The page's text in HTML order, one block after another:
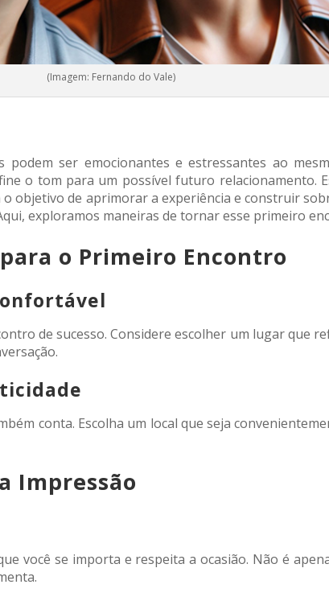
(Imagem: Fernando do Vale)
ser emocionantes e estressantes ao
o tom para um possível futuro relacionamento.
objetivo de aprimorar a experiência e construir
exploramos maneiras de tornar esse primeiro
o Primeiro Encontro
de sucesso. Considere escolher um lugar que
conta. Escolha um local que seja
Impressão
você se importa e respeita a ocasião. Não é